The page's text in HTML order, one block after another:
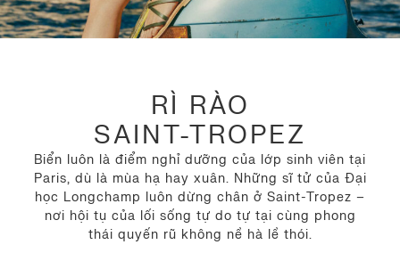
RÌ RÀO
SAINT-TROPEZ
Biển luôn là điểm nghỉ dưỡng của lớp sinh viên tại
Paris, dù là mùa hạ hay xuân. Những sĩ tử của Đại
học Longchamp luôn dừng chân ở Saint-Tropez –
nơi hội tụ của lối sống tự do tự tại cùng phong
thái quyến rũ không nề hà lề thói.